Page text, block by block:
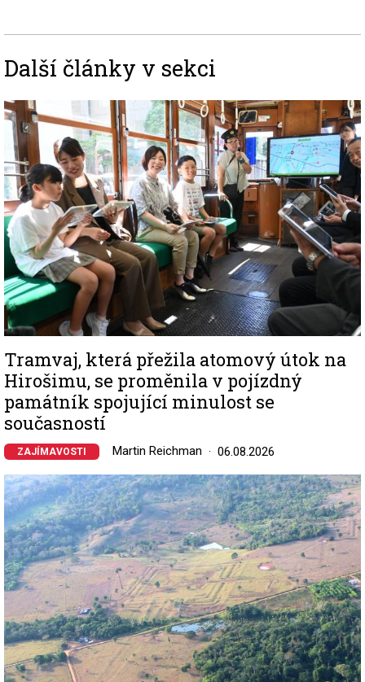
Další články v sekci
Image
Tramvaj, která přežila atomový útok na
Hirošimu, se proměnila v pojízdný
památník spojující minulost se
současností
ZAJÍMAVOSTI Martin Reichman 06.08.2026
Image